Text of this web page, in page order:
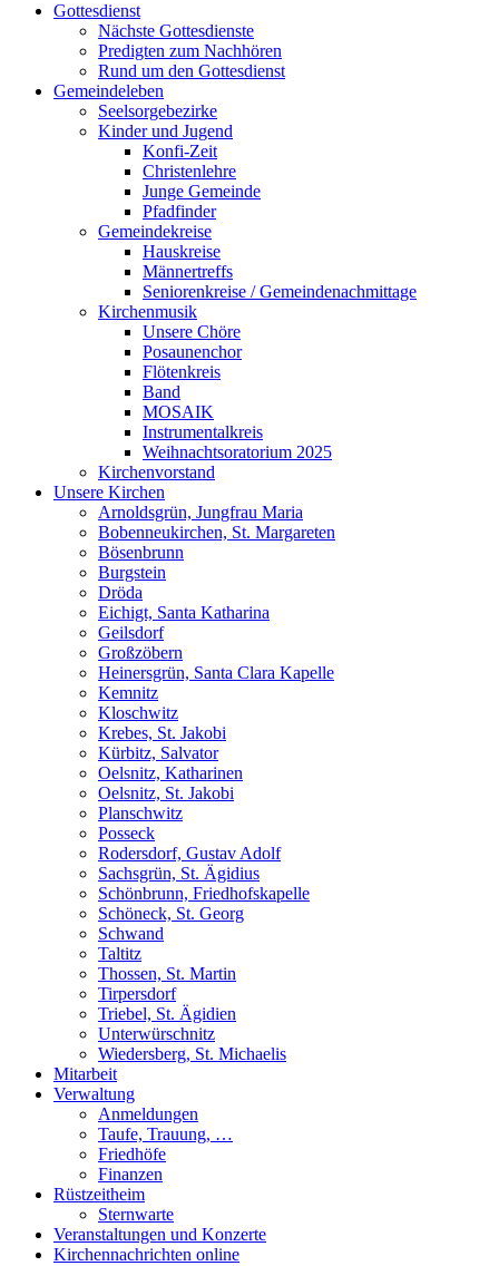
Gottesdienst
Nächste Gottesdienste
Predigten zum Nachhören
Rund um den Gottesdienst
Gemeindeleben
Seelsorgebezirke
Kinder und Jugend
Konfi-Zeit
Christenlehre
Junge Gemeinde
Pfadfinder
Gemeindekreise
Hauskreise
Männertreffs
Seniorenkreise / Gemeindenachmittage
Kirchenmusik
Unsere Chöre
Posaunenchor
Flötenkreis
Band
MOSAIK
Instrumentalkreis
Weihnachtsoratorium 2025
Kirchenvorstand
Unsere Kirchen
Arnoldsgrün, Jungfrau Maria
Bobenneukirchen, St. Margareten
Bösenbrunn
Burgstein
Dröda
Eichigt, Santa Katharina
Geilsdorf
Großzöbern
Heinersgrün, Santa Clara Kapelle
Kemnitz
Kloschwitz
Krebes, St. Jakobi
Kürbitz, Salvator
Oelsnitz, Katharinen
Oelsnitz, St. Jakobi
Planschwitz
Posseck
Rodersdorf, Gustav Adolf
Sachsgrün, St. Ägidius
Schönbrunn, Friedhofskapelle
Schöneck, St. Georg
Schwand
Taltitz
Thossen, St. Martin
Tirpersdorf
Triebel, St. Ägidien
Unterwürschnitz
Wiedersberg, St. Michaelis
Mitarbeit
Verwaltung
Anmeldungen
Taufe, Trauung, …
Friedhöfe
Finanzen
Rüstzeitheim
Sternwarte
Veranstaltungen und Konzerte
Kirchennachrichten online